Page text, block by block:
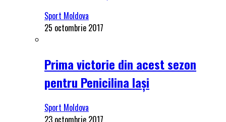
Sport Moldova
25 octombrie 2017
Prima victorie din acest sezon
pentru Penicilina Iași
Sport Moldova
23 octombrie 2017